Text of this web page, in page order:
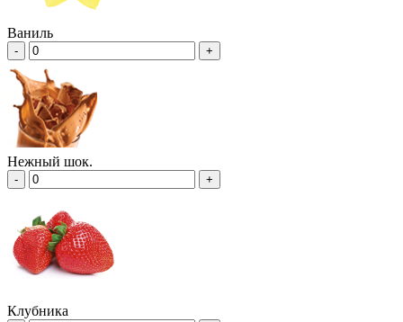
Ваниль
- +
Нежный шок.
- +
Клубника